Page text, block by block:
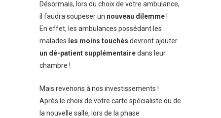
Désormais, lors du choix de votre ambulance,
il faudra soupeser un nouveau dilemme!
En effet, les ambulances possédant les
malades les moins touchés devront ajouter
un dé-patient supplémentairedans leur
chambre !
Mais revenons à nos investissements !
Après le choix de votre carte spécialiste ou de
la nouvelle salle, lors de la phase